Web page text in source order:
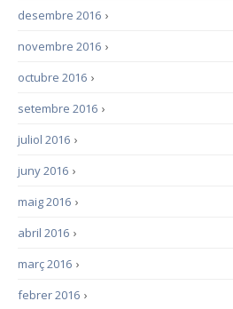
›
desembre 2016
›
novembre 2016
›
octubre 2016
›
setembre 2016
›
juliol 2016
›
juny 2016
›
maig 2016
›
abril 2016
›
març 2016
›
febrer 2016